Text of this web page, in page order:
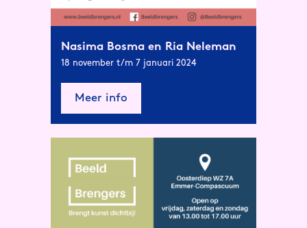
Nasima Bosma en Ria Neleman
18 november t/m 7 januari 2024
Meer info